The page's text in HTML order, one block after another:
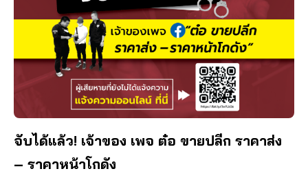
จับได้แล้ว! เจ้าของ เพจ ต๋อ ขายปลีก ราคาส่ง
– ราคาหน้าโกดัง